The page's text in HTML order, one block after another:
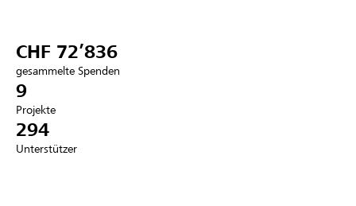
Anmelden
CHF 72’836
gesammelte Spenden
9
Projekte
294
Unterstützer